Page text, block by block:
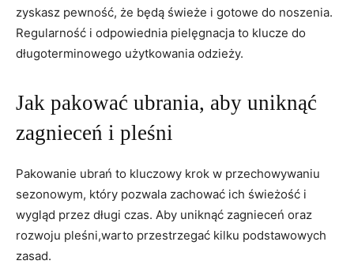
zyskasz pewność, że będą świeże ⁤i gotowe do noszenia.
Regularność i⁢ odpowiednia pielęgnacja to klucze‌ do
długoterminowego ‌użytkowania odzieży.
Jak pakować ubrania, aby uniknąć
zagnieceń i pleśni
Pakowanie ubrań‌ to kluczowy krok​ w ⁣przechowywaniu
sezonowym, który pozwala ​zachować ich świeżość i
⁢wygląd przez długi czas. Aby uniknąć ⁤zagnieceń oraz
rozwoju pleśni,warto ‌przestrzegać kilku podstawowych
zasad.